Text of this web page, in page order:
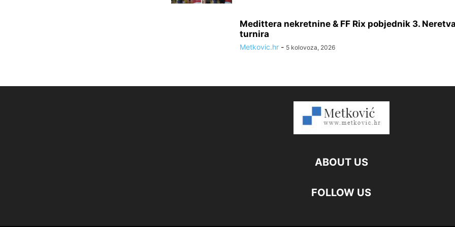
Medittera nekretnine & FF Rix pobjednik 3.
turnira
Metkovic.hr - 5 kolovoza, 2026
ABOUT US
FOLLOW US